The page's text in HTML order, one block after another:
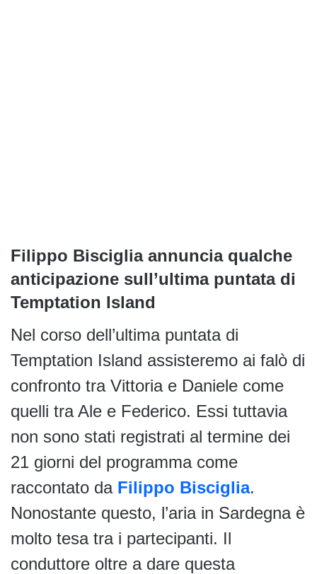
Filippo Bisciglia annuncia qualche
anticipazione sull’ultima puntata di
Temptation Island
Nel corso dell’ultima puntata di
Temptation Island assisteremo ai falò di
confronto tra Vittoria e Daniele come
quelli tra Ale e Federico. Essi tuttavia
non sono stati registrati al termine dei
21 giorni del programma come
raccontato daFilippo Bisciglia.
Nonostante questo, l’aria in Sardegna è
molto tesa tra i partecipanti. Il
conduttore oltre a dare questa